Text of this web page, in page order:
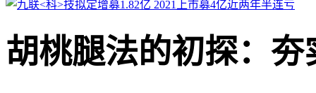
胡桃腿法的初探：